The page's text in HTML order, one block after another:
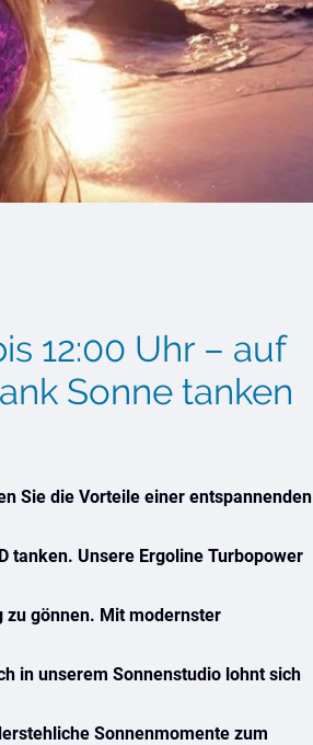
12:00 Uhr – auf
Sonne tanken
Sie die Vorteile einer entspannenden
tanken. Unsere Ergoline Turbopower
zu gönnen. Mit modernster
in unserem Sonnenstudio lohnt sich
Sonnenmomente zum